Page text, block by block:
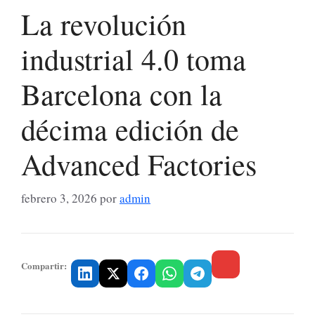
La revolución
industrial 4.0 toma
Barcelona con la
décima edición de
Advanced Factories
febrero 3, 2026 poradmin
Compartir: